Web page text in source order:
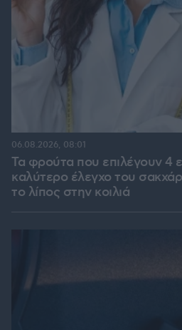
Τα φρούτα που επιλέγουν 4
καλύτερο έλεγχο του
το λίπος στην κοιλιά
06.08.2026, 08:01